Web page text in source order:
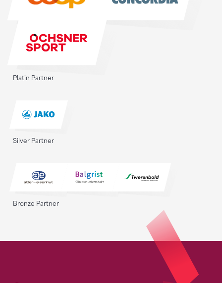
Platin Partner
Silver Partner
Bronze Partner